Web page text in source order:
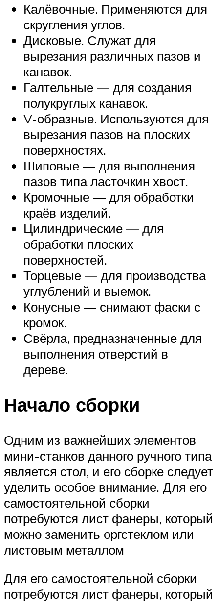
Калёвочные. Применяются для
скругления углов.
Дисковые. Служат для
вырезания различных пазов и
канавок.
Галтельные — для создания
полукруглых канавок.
V-образные. Используются для
вырезания пазов на плоских
поверхностях.
Шиповые — для выполнения
пазов типа ласточкин хвост.
Кромочные — для обработки
краёв изделий.
Цилиндрические — для
обработки плоских
поверхностей.
Торцевые — для производства
углублений и выемок.
Конусные — снимают фаски с
кромок.
Свёрла, предназначенные для
выполнения отверстий в
дереве.
Начало сборки
Одним из важнейших элементов
мини-станков данного ручного типа
является стол, и его сборке следует
уделить особое внимание. Для его
самостоятельной сборки
потребуются лист фанеры, который
можно заменить оргстеклом или
листовым металлом
Для его самостоятельной сборки
потребуются лист фанеры, который